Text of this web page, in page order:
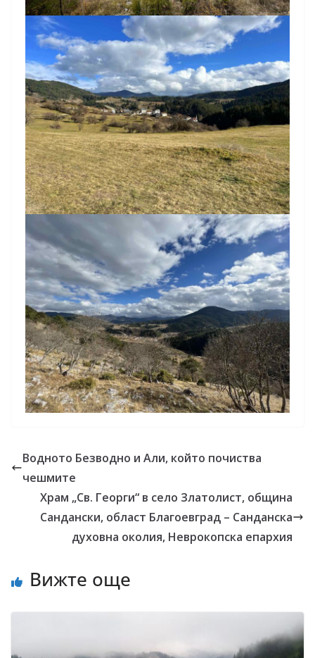
Водното Безводно и Али, който почиства
чешмите
Храм „Св. Георги“ в село Златолист, община
Сандански, област Благоевград – Санданска
духовна околия, Неврокопска епархия
Вижте още